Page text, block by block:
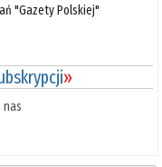
"Gazety Polskiej"
»
nas